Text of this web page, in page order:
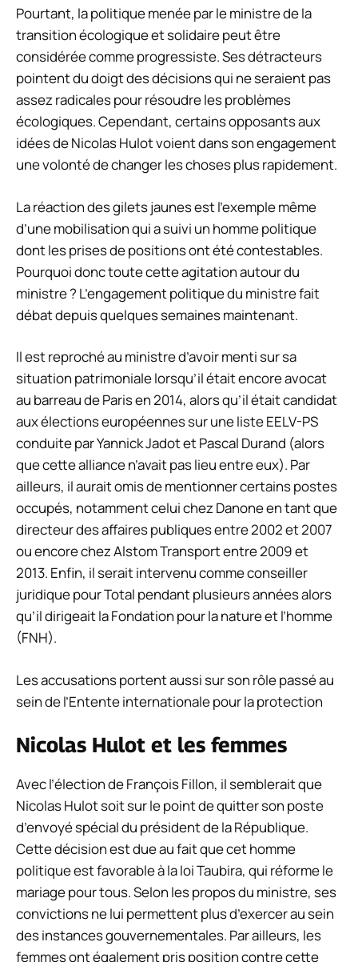
Pourtant, la politique menée par le ministre de la
transition écologique et solidaire peut être
considérée comme progressiste. Ses détracteurs
pointent du doigt des décisions qui ne seraient pas
assez radicales pour résoudre les problèmes
écologiques. Cependant, certains opposants aux
idées de Nicolas Hulot voient dans son engagement
une volonté de changer les choses plus rapidement.
La réaction des gilets jaunes est l’exemple même
d’une mobilisation qui a suivi un homme politique
dont les prises de positions ont été contestables.
Pourquoi donc toute cette agitation autour du
ministre ? L’engagement politique du ministre fait
débat depuis quelques semaines maintenant.
Il est reproché au ministre d’avoir menti sur sa
situation patrimoniale lorsqu’il était encore avocat
au barreau de Paris en 2014, alors qu’il était candidat
aux élections européennes sur une liste EELV-PS
conduite par Yannick Jadot et Pascal Durand (alors
que cette alliance n’avait pas lieu entre eux). Par
ailleurs, il aurait omis de mentionner certains postes
occupés, notamment celui chez Danone en tant que
directeur des affaires publiques entre 2002 et 2007
ou encore chez Alstom Transport entre 2009 et
2013. Enfin, il serait intervenu comme conseiller
juridique pour Total pendant plusieurs années alors
qu’il dirigeait la Fondation pour la nature et l’homme
(FNH).
Les accusations portent aussi sur son rôle passé au
sein de l’Entente internationale pour la protection
Nicolas Hulot et les femmes
Avec l’élection de François Fillon, il semblerait que
Nicolas Hulot soit sur le point de quitter son poste
d’envoyé spécial du président de la République.
Cette décision est due au fait que cet homme
politique est favorable à la loi Taubira, qui réforme le
mariage pour tous. Selon les propos du ministre, ses
convictions ne lui permettent plus d’exercer au sein
des instances gouvernementales. Par ailleurs, les
femmes ont également pris position contre cette